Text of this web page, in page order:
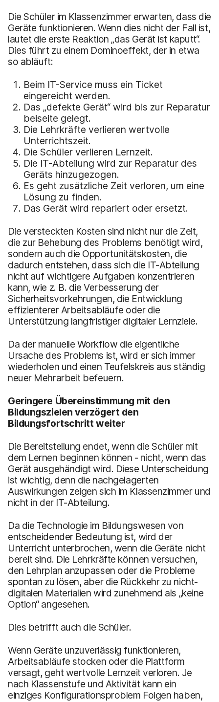
Die Schüler im Klassenzimmer erwarten, dass die
Geräte funktionieren. Wenn dies nicht der Fall ist,
lautet die erste Reaktion „das Gerät ist kaputt“.
Dies führt zu einem Dominoeffekt, der in etwa
so abläuft:
Beim IT-Service muss ein Ticket
eingereicht werden.
Das „defekte Gerät“ wird bis zur Reparatur
beiseite gelegt.
Die Lehrkräfte verlieren wertvolle
Unterrichtszeit.
Die Schüler verlieren Lernzeit.
Die IT-Abteilung wird zur Reparatur des
Geräts hinzugezogen.
Es geht zusätzliche Zeit verloren, um eine
Lösung zu finden.
Das Gerät wird repariert oder ersetzt.
Die versteckten Kosten sind nicht nur die Zeit,
die zur Behebung des Problems benötigt wird,
sondern auch die Opportunitätskosten, die
dadurch entstehen, dass sich die IT-Abteilung
nicht auf wichtigere Aufgaben konzentrieren
kann, wie z. B. die Verbesserung der
Sicherheitsvorkehrungen, die Entwicklung
effizienterer Arbeitsabläufe oder die
Unterstützung langfristiger digitaler Lernziele.
Da der manuelle Workflow die eigentliche
Ursache des Problems ist, wird er sich immer
wiederholen und einen Teufelskreis aus ständig
neuer Mehrarbeit befeuern.
Geringere Übereinstimmung mit den
Bildungszielen verzögert den
Bildungsfortschritt weiter
Die Bereitstellung endet, wenn die Schüler mit
dem Lernen beginnen können - nicht, wenn das
Gerät ausgehändigt wird. Diese Unterscheidung
ist wichtig, denn die nachgelagerten
Auswirkungen zeigen sich im Klassenzimmer und
nicht in der IT-Abteilung.
Da die Technologie im Bildungswesen von
entscheidender Bedeutung ist, wird der
Unterricht unterbrochen, wenn die Geräte nicht
bereit sind. Die Lehrkräfte können versuchen,
den Lehrplan anzupassen oder die Probleme
spontan zu lösen, aber die Rückkehr zu nicht-
digitalen Materialien wird zunehmend als „keine
Option“ angesehen.
Dies betrifft auch die Schüler.
Wenn Geräte unzuverlässig funktionieren,
Arbeitsabläufe stocken oder die Plattform
versagt, geht wertvolle Lernzeit verloren. Je
nach Klassenstufe und Aktivität kann ein
einziges Konfigurationsproblem Folgen haben,